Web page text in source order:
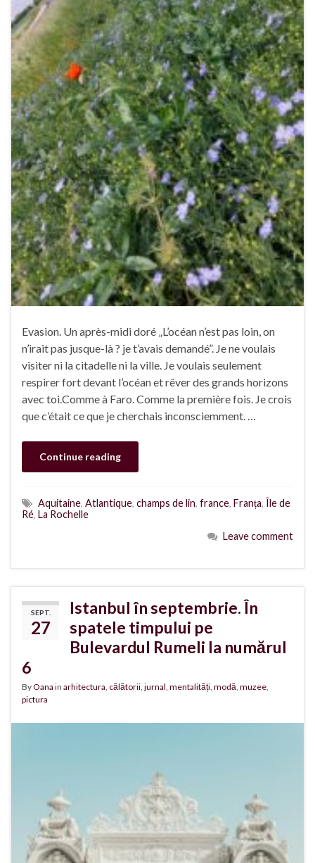
Evasion. Un après-midi doré „L’océan n’est pas loin, on
n’irait pas jusque-là ? je t’avais demandé”. Je ne voulais
visiter ni la citadelle ni la ville. Je voulais seulement
respirer fort devant l’océan et rêver des grands horizons
avec toi.Comme à Faro. Comme la première fois. Je crois
que c’était ce que je cherchais inconsciemment. …
Continue reading
Aquitaine, Atlantique, champs de lin, france, Franța, Île de
Ré, La Rochelle
Leave comment
SEPT.
27
Istanbul în septembrie. În
spatele timpului pe
Bulevardul Rumeli la numărul
6
ByOana in arhitectura călătorii jurnal mentalități modă muzee
pictura